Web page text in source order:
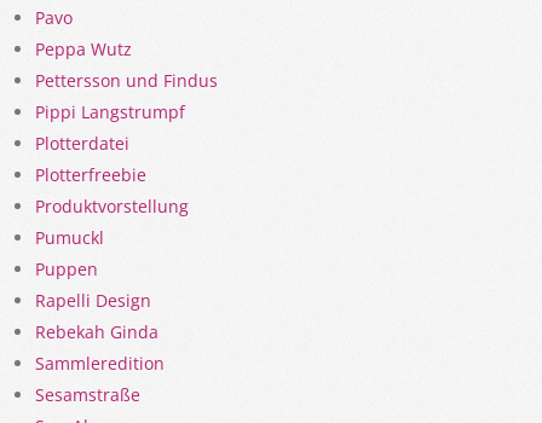
Pavo
Peppa Wutz
Pettersson und Findus
Pippi Langstrumpf
Plotterdatei
Plotterfreebie
Produktvorstellung
Pumuckl
Puppen
Rapelli Design
Rebekah Ginda
Sammleredition
Sesamstraße